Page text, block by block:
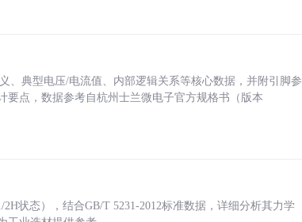
、典型电压/电流值、内部逻辑关系等核心数据，并附引脚参
点，数据参考自杭州士兰微电子官方规格书（版本
状态），结合GB/T 5231-2012标准数据，详细分析其力学